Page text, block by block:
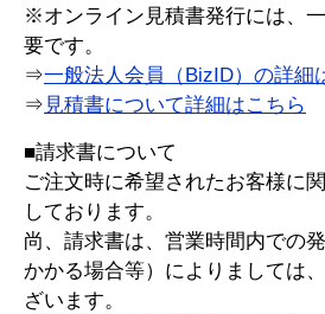
※オンライン見積書発行には、
要です。
⇒一般法人会員（BizID）の詳細
⇒ 見積書について詳細はこちら
■請求書について
ご注文時に希望されたお客様に
しております。
尚、請求書は、営業時間内での
かかる場合等）によりましては
ざいます。